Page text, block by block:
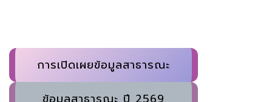
การเปิดเผยข้อมูลสาธารณะ